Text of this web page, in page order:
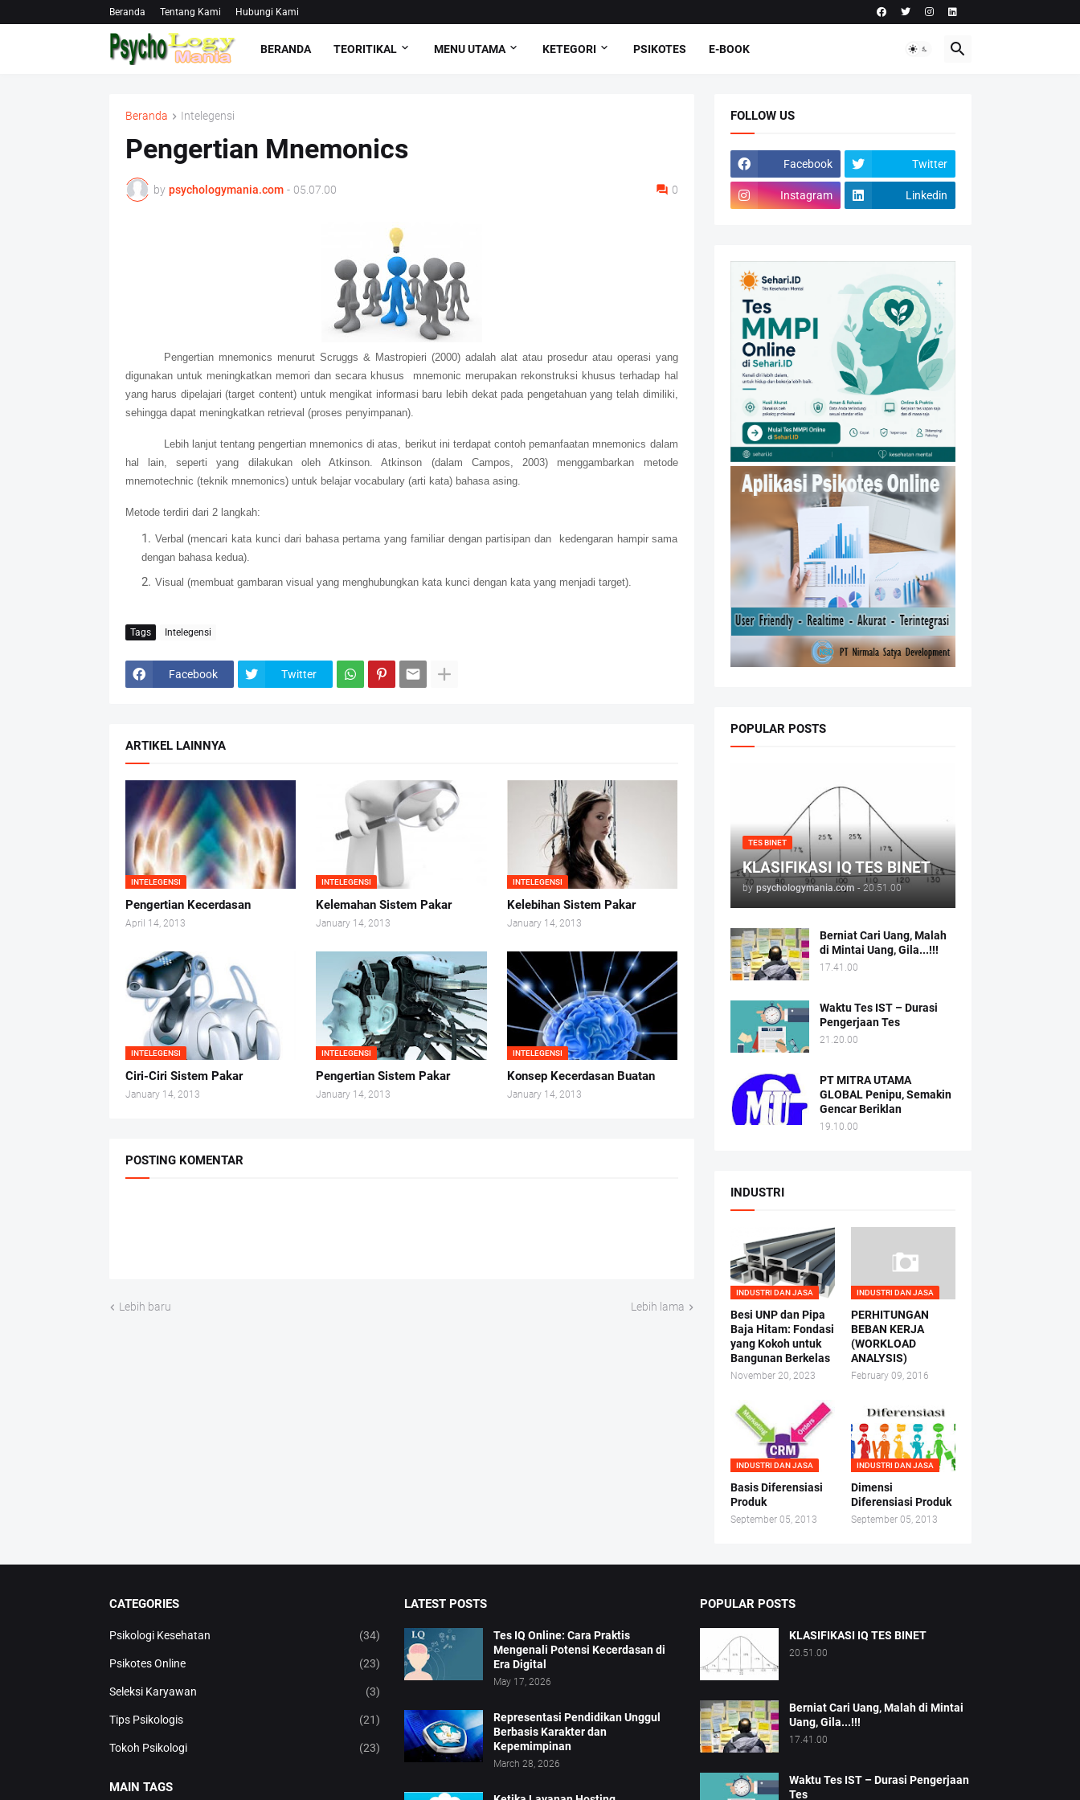
Beranda Tentang Kami Hubungi Kami
BERANDA TEORITIKAL MENU UTAMA KETEGORI PSIKOTES E-BOOK
Beranda Intelegensi
Pengertian Mnemonics
by psychologymania.com - 05.07.00 0
Pengertian mnemonics menurut Scruggs & Mastropieri (2000) adalah alat atau prosedur atau operasi yang
digunakan untuk meningkatkan memori dan secara khusus mnemonic merupakan rekonstruksi khusus terhadap hal
yang harus dipelajari (target content) untuk mengikat informasi baru lebih dekat pada pengetahuan yang telah dimiliki,
sehingga dapat meningkatkan retrieval (proses penyimpanan).
Lebih lanjut tentang pengertian mnemonics di atas, berikut ini terdapat contoh pemanfaatan mnemonics dalam
hal lain, seperti yang dilakukan oleh Atkinson. Atkinson (dalam Campos, 2003) menggambarkan metode
mnemotechnic (teknik mnemonics) untuk belajar vocabulary (arti kata) bahasa asing.
Metode terdiri dari 2 langkah:
Verbal (mencari kata kunci dari bahasa pertama yang familiar dengan partisipan dan kedengaran hampir sama
dengan bahasa kedua).
Visual (membuat gambaran visual yang menghubungkan kata kunci dengan kata yang menjadi target).
Tags Intelegensi
Facebook Twitter
ARTIKEL LAINNYA
INTELEGENSI
Pengertian Kecerdasan
April 14, 2013
INTELEGENSI
Kelemahan Sistem Pakar
January 14, 2013
INTELEGENSI
Kelebihan Sistem Pakar
January 14, 2013
INTELEGENSI
Ciri-Ciri Sistem Pakar
January 14, 2013
INTELEGENSI
Pengertian Sistem Pakar
January 14, 2013
INTELEGENSI
Konsep Kecerdasan Buatan
January 14, 2013
POSTING KOMENTAR
Lebih baru Lebih lama
FOLLOW US
Facebook Twitter
Instagram Linkedin
POPULAR POSTS
TES BINET
KLASIFIKASI IQ TES BINET
by psychologymania.com - 20.51.00
Berniat Cari Uang, Malah
di Mintai Uang, Gila...!!!
17.41.00
Waktu Tes IST – Durasi
Pengerjaan Tes
21.20.00
PT MITRA UTAMA
GLOBAL Penipu, Semakin
Gencar Beriklan
19.10.00
INDUSTRI
INDUSTRI DAN JASA
Besi UNP dan Pipa
Baja Hitam: Fondasi
yang Kokoh untuk
Bangunan Berkelas
November 20, 2023
INDUSTRI DAN JASA
PERHITUNGAN
BEBAN KERJA
(WORKLOAD
ANALYSIS)
February 09, 2016
INDUSTRI DAN JASA
Basis Diferensiasi
Produk
September 05, 2013
INDUSTRI DAN JASA
Dimensi
Diferensiasi Produk
September 05, 2013
CATEGORIES
Psikologi Kesehatan (34)
Psikotes Online (23)
Seleksi Karyawan (3)
Tips Psikologis (21)
Tokoh Psikologi (23)
MAIN TAGS
LATEST POSTS
Tes IQ Online: Cara Praktis
Mengenali Potensi Kecerdasan di
Era Digital
May 17, 2026
Representasi Pendidikan Unggul
Berbasis Karakter dan
Kepemimpinan
March 28, 2026
POPULAR POSTS
KLASIFIKASI IQ TES BINET
20.51.00
Berniat Cari Uang, Malah di Mintai
Uang, Gila...!!!
17.41.00
Waktu Tes IST – Durasi Pengerjaan
Tes